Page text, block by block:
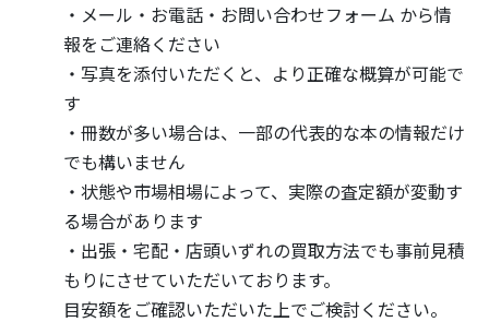
・メール・お電話・お問い合わせフォーム から情
報をご連絡ください
・写真を添付いただくと、より正確な概算が可能で
す
・冊数が多い場合は、一部の代表的な本の情報だけ
でも構いません
・状態や市場相場によって、実際の査定額が変動す
る場合があります
・出張・宅配・店頭いずれの買取方法でも事前見積
もりにさせていただいております。
目安額をご確認いただいた上でご検討ください。